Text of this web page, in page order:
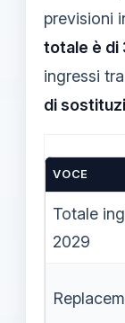
previsioni
totale è di
ingressi tra
di
VOCE
Totale
2029